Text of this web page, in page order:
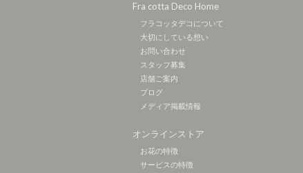
Fra cotta Deco Home
フラコッタデコについて
大切にしている想い
お問い合わせ
スタッフ募集
店舗ご案内
ブログ
メディア掲載情報
オンラインストア
お花の特徴
サービスの特徴